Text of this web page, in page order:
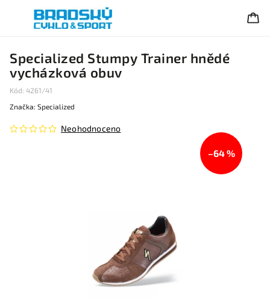
Specialized Stumpy Trainer hnědé
vycházková obuv
Kód: 4261/41
Neohodnoceno
Značka: Specialized
–64 %